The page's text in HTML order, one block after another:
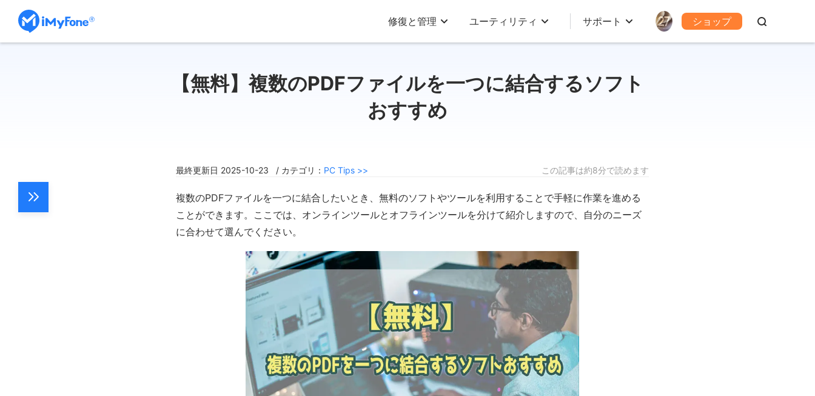
修復と管理 ユーティリティ サポート ショップ
【無料】複数のPDFファイルを一つに結合するソフト
おすすめ
最終更新日 2025-10-23 / カテゴリ： PC Tips >> この記事は約8分で読めます
複数のPDFファイルを一つに結合したいとき、無料のソフトやツールを利用することで手軽に作業を進める
ことができます。ここでは、オンラインツールとオフラインツールを分けて紹介しますので、自分のニーズ
に合わせて選んでください。